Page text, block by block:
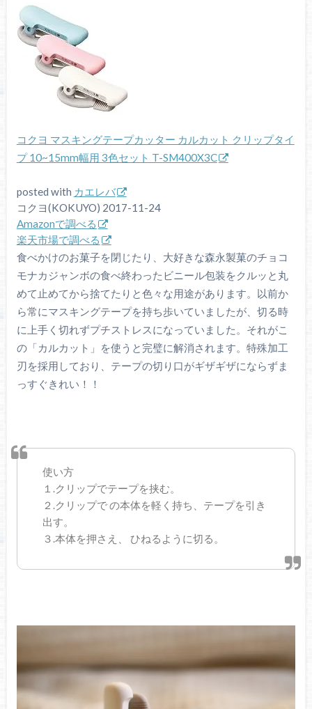
コクヨ マスキングテープカッター カルカット クリップタイ
プ 10~15mm幅用 3色セット T-SM400X3C
posted with カエレバ
コクヨ(KOKUYO) 2017-11-24
Amazonで調べる
楽天市場で調べる
食べかけのお菓子を閉じたり、大好きな森永製菓のチョコ
モナカジャンボの食べ終わったビニール包装をクルッと丸
めて止めてから捨てたりと色々な用途があります。以前か
ら常にマスキングテープを持ち歩いていましたが、切る時
に上手く切れずプチストレスになっていました。それがこ
の「カルカット」を使うと完璧に解消されます。特殊加工
刃を採用しており、テープの切り口がギザギザにならずま
っすぐきれい！！
使い方
１.クリップでテープを挟む。
２.クリップで の本体を軽く持ち、テープを引き
出す。
３.本体を押さえ、 ひねるように切る。